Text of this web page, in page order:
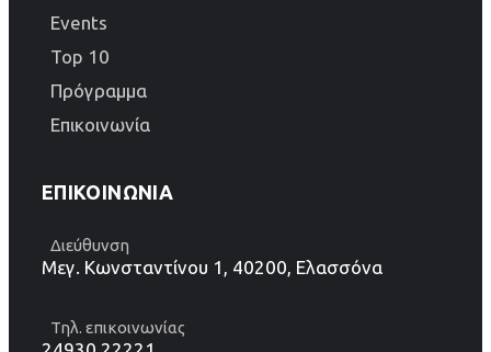
Events
Top 10
Πρόγραμμα
Επικοινωνία
ΕΠΙΚΟΙΝΩΝΊΑ
Διεύθυνση
Μεγ. Κωνσταντίνου 1, 40200, Ελασσόνα
Τηλ. επικοινωνίας